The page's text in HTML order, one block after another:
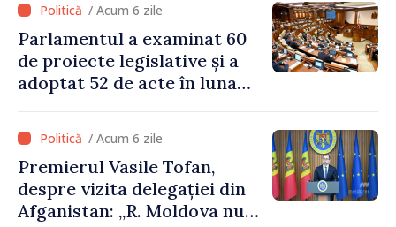
/ Acum 6 zile
Parlamentul a examinat 60
de proiecte legislative și a
adoptat 52 de acte în luna
/ Acum 6 zile
Premierul Vasile Tofan,
despre vizita delegației din
Afganistan: „R. Moldova nu